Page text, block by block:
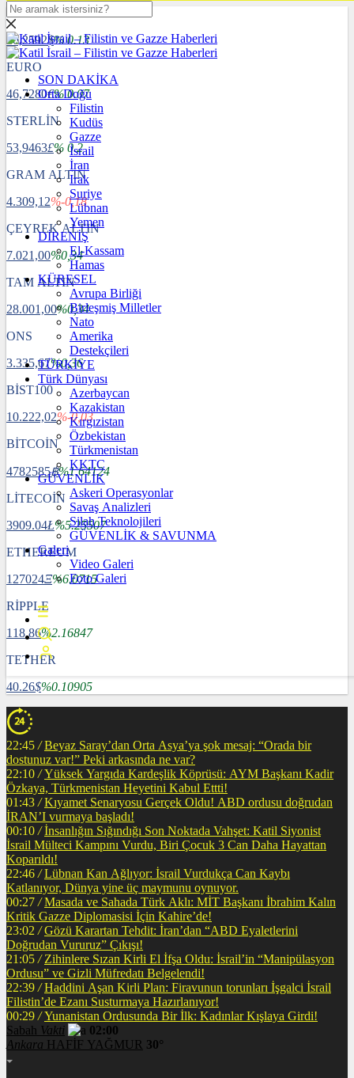
DOLAR
40,2592$% 0.13
EURO
46,7280€% 0.07
STERLİN
53,9463£% 0.2
GRAM ALTIN
4.309,12%-0,18
ÇEYREK ALTIN
7.021,00%0,34
TAM ALTIN
28.001,00%0,34
ONS
3.335,67%0,36
BİST100
10.222,02%-0,03
BİTCOİN
4782585฿%1.64124
LİTECOİN
3909.04Ł%5.25507
ETHEREUM
127024Ξ%6.0715
RİPPLE
118.86%2.16847
TETHER
40.26$%0.10905
SON DAKİKA
Orta Doğu
Filistin
Kudüs
Gazze
İsrail
İran
Irak
Suriye
Lübnan
Yemen
DİRENİŞ
El-Kassam
Hamas
KÜRESEL
Avrupa Birliği
Birleşmiş Milletler
Nato
Amerika
Destekçileri
TÜRKİYE
Türk Dünyası
Azerbaycan
Kazakistan
Kırgızistan
Özbekistan
Türkmenistan
KKTC
GÜVENLİK
Askeri Operasyonlar
Savaş Analizleri
Silah Teknolojileri
GÜVENLİK & SAVUNMA
Galeri
Video Galeri
Foto Galeri
22:45 / Beyaz Saray’dan Orta Asya’ya şok mesaj: “Orada bir
dostunuz var!” Peki arkasında ne var?
22:10 / Yüksek Yargıda Kardeşlik Köprüsü: AYM Başkanı Kadir
Özkaya, Türkmenistan Heyetini Kabul Ettti!
01:43 / Kıyamet Senaryosu Gerçek Oldu! ABD ordusu doğrudan
İRAN’I vurmaya başladı!
00:10 / İnsanlığın Sığındığı Son Noktada Vahşet: Katil Siyonist
İsrail Mülteci Kampını Vurdu, Biri Çocuk 3 Can Daha Hayattan
Koparıldı!
22:46 / Lübnan Kan Ağlıyor: İsrail Vurdukça Can Kaybı
Katlanıyor, Dünya yine üç maymunu oynuyor.
00:27 / Masada ve Sahada Türk Aklı: MİT Başkanı İbrahim Kalın
Kritik Gazze Diplomasisi İçin Kahire’de!
23:02 / Gözü Karartan Tehdit: İran’dan “ABD Eyaletlerini
Doğrudan Vururuz” Çıkışı!
21:05 / Zihinlere Sızan Kirli El İfşa Oldu: İsrail’in “Manipülasyon
Ordusu” ve Gizli Müfredatı Belgelendi!
22:39 / Haddini Aşan Kirli Plan: Firavunun torunları İşgalci İsrail
Filistin’de Ezanı Susturmaya Hazırlanıyor!
00:29 / Yunanistan Ordusunda Bir İlk: Kadınlar Kışlaya Girdi!
Sabah Vakti
02:00
Ankara HAFİF YAĞMUR 30°